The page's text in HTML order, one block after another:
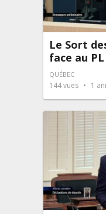
Le Sort
face au
QUÉBEC
144vues 1